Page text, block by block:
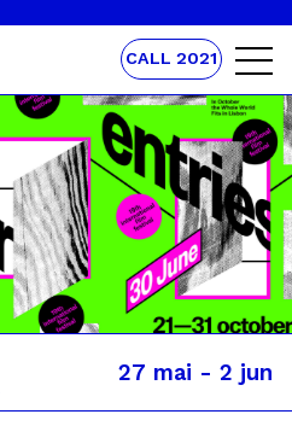
CALL 2021
27 mai - 2 jun